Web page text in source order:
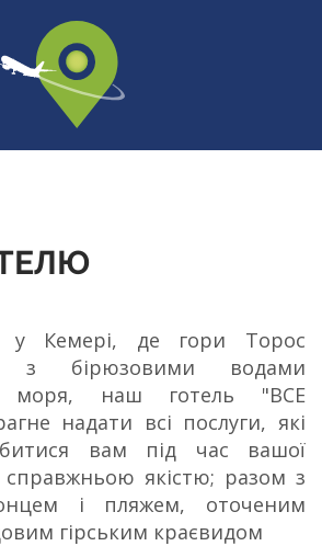
у Кемері, де гори Торос
з бірюзовими водами
моря, наш готель "ВСЕ
надати всі послуги, які
вам під час вашої
справжньою якістю; разом з
і пляжем, оточеним
гірським краєвидом